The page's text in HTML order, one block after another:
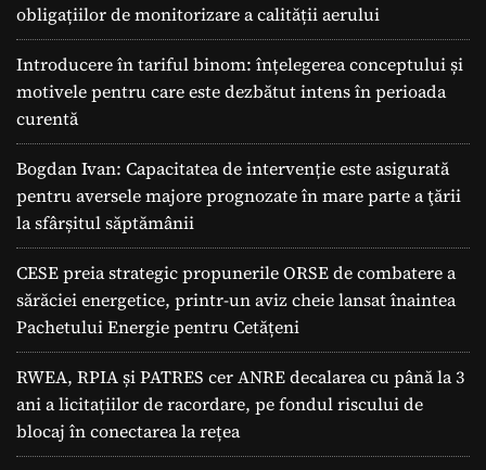
obligațiilor de monitorizare a calității aerului
Introducere în tariful binom: înțelegerea conceptului și
motivele pentru care este dezbătut intens în perioada
curentă
Bogdan Ivan: Capacitatea de intervenție este asigurată
pentru aversele majore prognozate în mare parte a ţării
la sfârșitul săptămânii
CESE preia strategic propunerile ORSE de combatere a
sărăciei energetice, printr-un aviz cheie lansat înaintea
Pachetului Energie pentru Cetățeni
RWEA, RPIA și PATRES cer ANRE decalarea cu până la 3
ani a licitațiilor de racordare, pe fondul riscului de
blocaj în conectarea la rețea